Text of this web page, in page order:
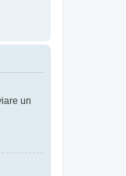
un